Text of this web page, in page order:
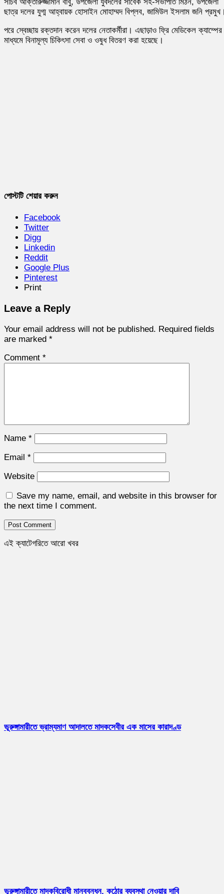
ছাত্র দলের যুগ্ম আহ্বায়ক হোসাইন মোহাম্মদ বিপ্লব, জামিউল ইসলাম জনি
পরে স্বেচ্ছায় রক্তদান করেন দলের নেতাকর্মীরা। এছাড়াও ফ্রি মেডিকেল ক্যাম্পের
মাধ্যমে বিনামূল্য চিকিৎসা সেবা ও ওষুধ বিতরণ করা হয়েছে।
পোস্টটি শেয়ার করুন
Facebook
Twitter
Digg
Linkedin
Reddit
Google Plus
Pinterest
Print
Leave a Reply
Your email address will not be published. Required fields
are marked *
Comment *
Name *
Email *
Website
Save my name, email, and website in this browser for
the next time I comment.
এই ক্যাটেগরিতে আরো খবর
ভূরুঙ্গামারীতে ভ্রাম্যমাণ আদালতে মাদকসেবীর এক মাসের কারাদণ্ড
ভূরুঙ্গামারীতে মাদকবিরোধী মানববন্ধন, কঠোর ব্যবস্থা নেওয়ার দাবি